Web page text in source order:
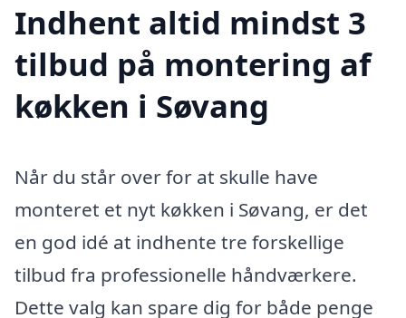
Indhent altid mindst 3
tilbud på montering af
køkken i Søvang
Når du står over for at skulle have
monteret et nyt køkken i Søvang, er det
en god idé at indhente tre forskellige
tilbud fra professionelle håndværkere.
Dette valg kan spare dig for både penge